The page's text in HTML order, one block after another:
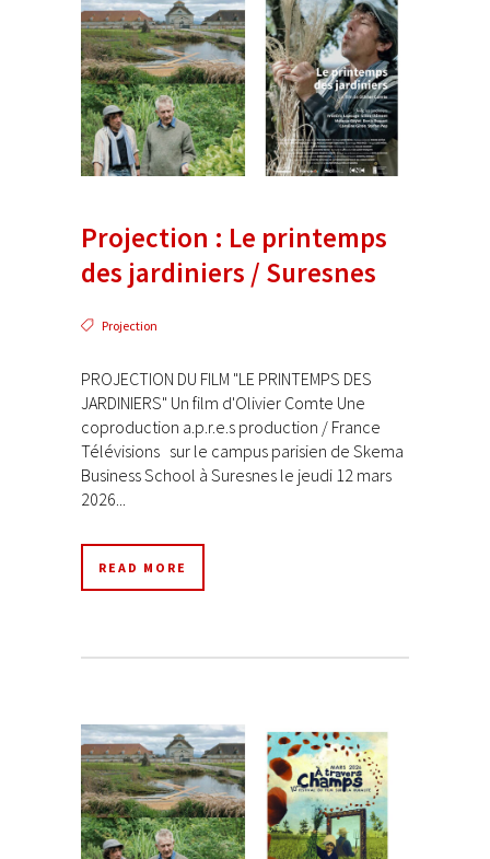
Projection : Le printemps
des jardiniers / Suresnes
Projection
PROJECTION DU FILM "LE PRINTEMPS DES
JARDINIERS" Un film d'Olivier Comte Une
coproduction a.p.r.e.s production / France
Télévisions sur le campus parisien de Skema
Business School à Suresnes le jeudi 12 mars
2026...
READ MORE